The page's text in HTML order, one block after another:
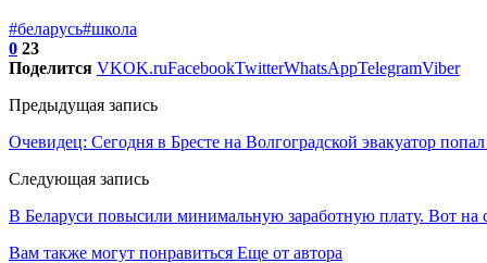
#беларусь#школа
0 23
Поделится VKOK.ruFacebookTwitterWhatsAppTelegramViber
Предыдущая запись
Очевидец: Cегодня в Бресте на Волгоградской эвакуатор
Следующая запись
В Беларуси повысили минимальную заработную плату. Вот на
Вам также могут понравиться Еще от автора